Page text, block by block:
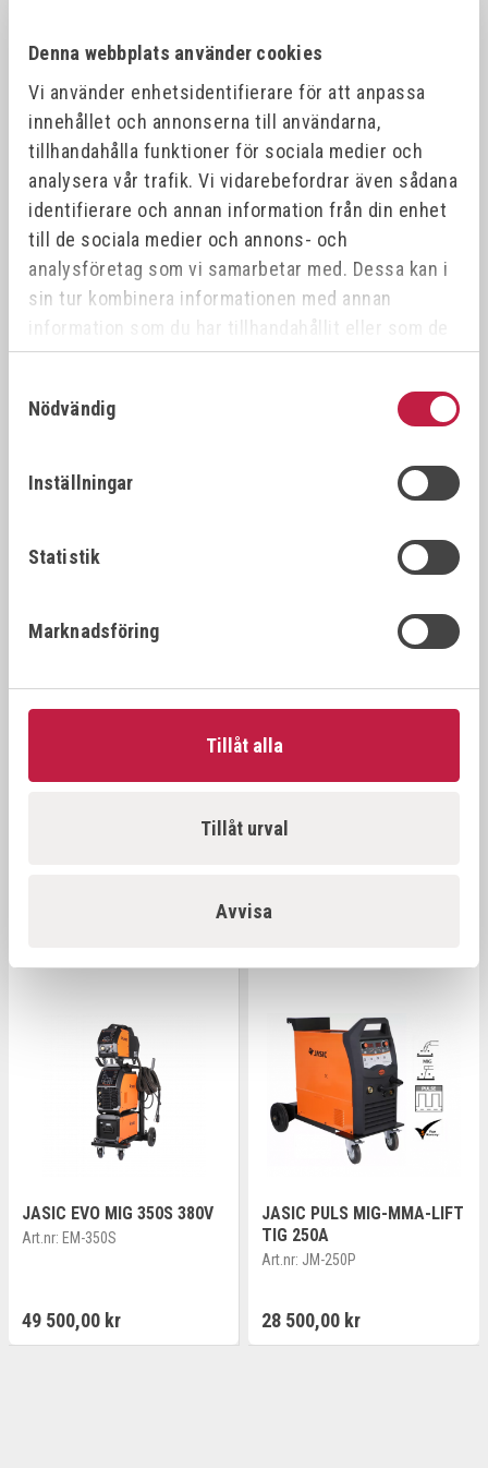
Denna webbplats använder cookies
Vi använder enhetsidentifierare för att anpassa
innehållet och annonserna till användarna,
tillhandahålla funktioner för sociala medier och
analysera vår trafik. Vi vidarebefordrar även sådana
identifierare och annan information från din enhet
till de sociala medier och annons- och
analysföretag som vi samarbetar med. Dessa kan i
sin tur kombinera informationen med annan
information som du har tillhandahållit eller som de
har samlat in när du har använt deras tjänster.
Nödvändig
Inställningar
Statistik
Marknadsföring
Tillåt alla
Tillåt urval
Avvisa
Art.nr:ZXWS-MU4-1N
36 295,00 kr
Art.nr:JM-500P
110 000,00 kr
Offensiv
MIG JASIC PRO MIG-MMA-
PULSE
JASIC EVO MIG 500S 380V
MIG 350S 380V
54 990,00 kr
JASIC EVO MIG 350S 380V
Art.nr: EM-350S
49 500,00 kr
JASIC PULS MIG-MMA-LIFT
TIG 250A
Art.nr: JM-250P
28 500,00 kr